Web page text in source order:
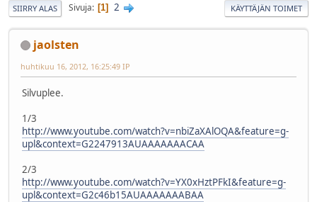
SIIRRY ALAS Sivuja 1 2 KÄYTTÄJÄN TOIMET
jaolsten
huhtikuu 16, 2012, 16:25:49 IP
Silvuplee.
1/3
http://www.youtube.com/watch?v=nbiZaXAlOQA&feature=g-
upl&context=G2247913AUAAAAAAACAA
2/3
http://www.youtube.com/watch?v=YX0xHztPFkI&feature=g-
upl&context=G2c46b15AUAAAAAAABAA